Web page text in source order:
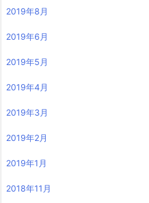
2019年8月
2019年6月
2019年5月
2019年4月
2019年3月
2019年2月
2019年1月
2018年11月